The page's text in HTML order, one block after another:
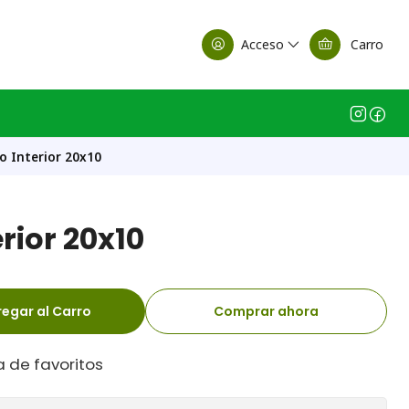
Acceso Carro
Interior 20x10
20x10
al Carro Comprar ahora
de favoritos